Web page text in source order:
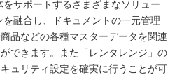
サポートするさまざまなソリュー
融合し、ドキュメントの一元管理
品などの各種マスターデータを関連
できます。また「レンタレンジ」の
ュリティ設定を確実に行うことが可